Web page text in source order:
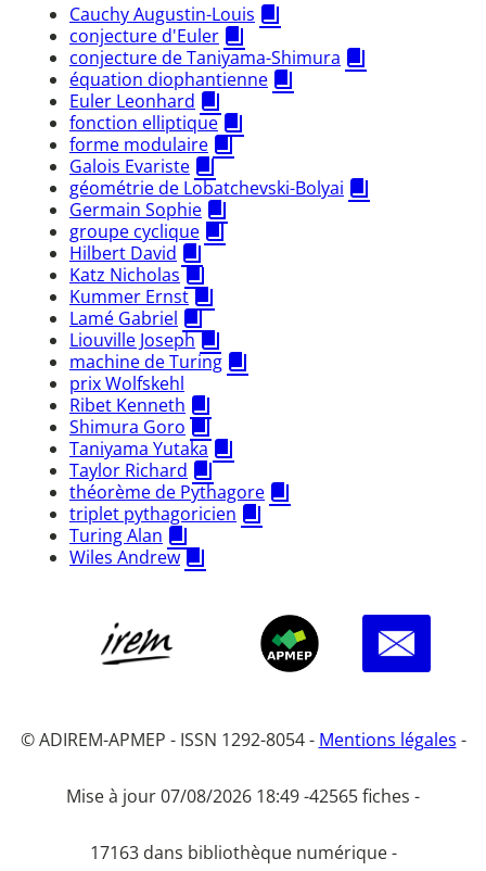
Cauchy Augustin-Louis
conjecture d'Euler
conjecture de Taniyama-Shimura
équation diophantienne
Euler Leonhard
fonction elliptique
forme modulaire
Galois Evariste
géométrie de Lobatchevski-Bolyai
Germain Sophie
groupe cyclique
Hilbert David
Katz Nicholas
Kummer Ernst
Lamé Gabriel
Liouville Joseph
machine de Turing
prix Wolfskehl
Ribet Kenneth
Shimura Goro
Taniyama Yutaka
Taylor Richard
théorème de Pythagore
triplet pythagoricien
Turing Alan
Wiles Andrew
© ADIREM-APMEP - ISSN 1292-8054 - Mentions légales -
Mise à jour 07/08/2026 18:49 -42565 fiches -
17163 dans bibliothèque numérique -